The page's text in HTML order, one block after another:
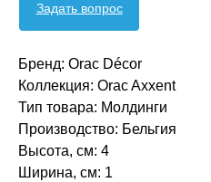
Задать вопрос
Бренд: Orac Décor
Коллекция: Orac Axxent
Тип товара: Молдинги
Производство: Бельгия
Высота, см: 4
Ширина, см: 1